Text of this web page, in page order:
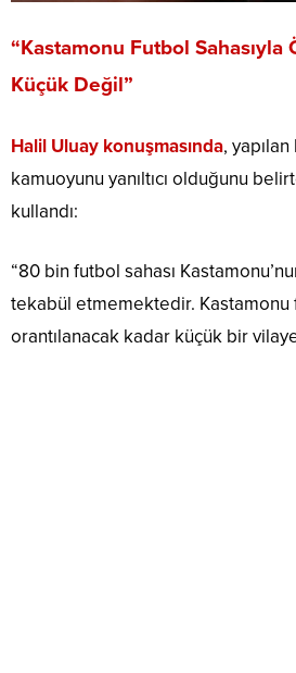
“Kastamonu Futbol Sahasıyla
Küçük Değil”
Halil Uluay konuşmasında, yapılan
kamuoyunu yanıltıcı olduğunu
kullandı:
“80 bin futbol sahası
tekabül etmemektedir. Kastamonu
orantılanacak kadar küçük bir